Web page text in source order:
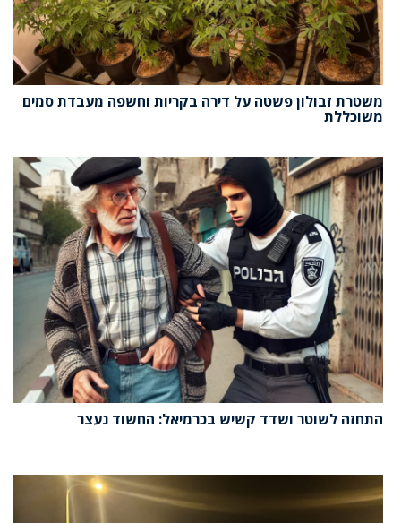
משטרת זבולון פשטה על דירה בקריות וחשפה מעבדת סמים
משוכללת
התחזה לשוטר ושדד קשיש בכרמיאל: החשוד נעצר